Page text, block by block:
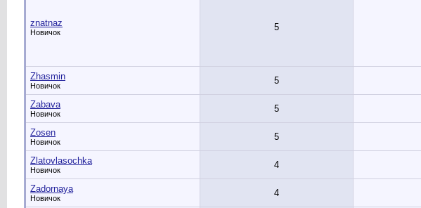
znatnaz
Новичок 5
Zhasmin
Новичок 5
Zabava
Новичок 5
Zosen
Новичок 5
Zlatovlasochka
Новичок 4
Zadornaya
Новичок 4